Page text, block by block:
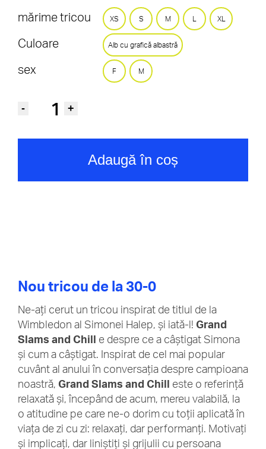
mărime tricou XS S M L XL
Culoare Alb cu grafică albastră
sex F M
Slams
| Blue
Adaugă în coș
Nou tricou de la 30-0
Ne-ați cerut un tricou inspirat de titlul de la
Wimbledon al Simonei Halep, și iată-l! Grand
Slams and Chill e despre ce a câștigat Simona
și cum a câștigat. Inspirat de cel mai popular
cuvânt al anului în conversația despre campioana
noastră, Grand Slams and Chill este o referință
relaxată și, începând de acum, mereu valabilă, la
o atitudine pe care ne-o dorim cu toții aplicată în
viața de zi cu zi: relaxați, dar performanți. Motivați
și implicați, dar liniștiți și grijulii cu persoana